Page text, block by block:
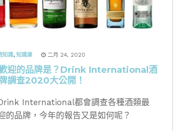
知識, 知識庫 二月 24, 2020
迎的品牌是？Drink International酒
調查2020大公開！
International都會調查各種酒類最
的品牌，今年的報告又是如何呢？